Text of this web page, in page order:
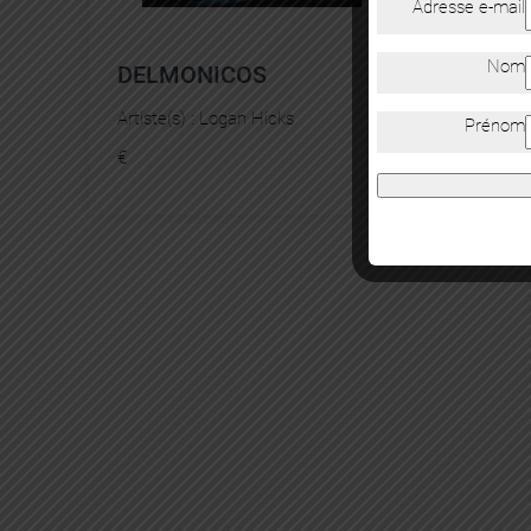
DELMONICOS
Artiste(s) : Logan Hicks
€
Adresse e-mail
Nom
Prénom